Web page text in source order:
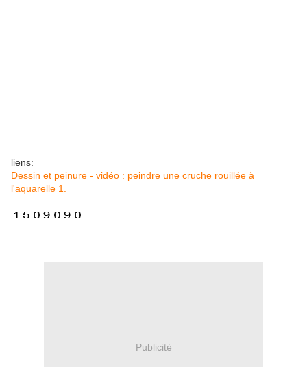
liens:
Dessin et peinure - vidéo : peindre une cruche rouillée à
l'aquarelle 1.
Publicité